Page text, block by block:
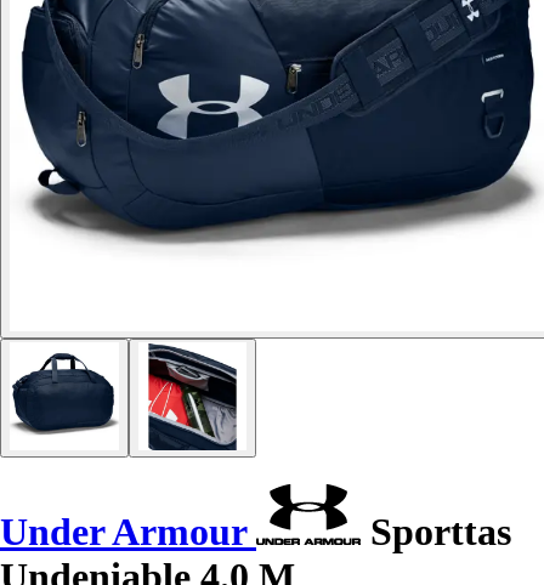
Under Armour
Sporttas